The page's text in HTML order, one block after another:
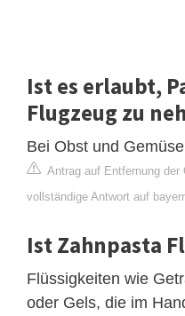
Ist es erlaubt,
Flugzeug zu
Bei Obst und
Antrag auf Entfernung der
vollständige Antwort auf
Ist Zahnpasta
Flüssigkeiten wie
oder Gels, die im